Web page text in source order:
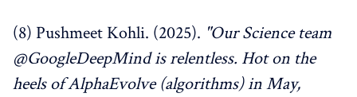
(8) Pushmeet Kohli. (2025). "Our Science team
@GoogleDeepMind is relentless. Hot on the
heels of AlphaEvolve (algorithms) in May,